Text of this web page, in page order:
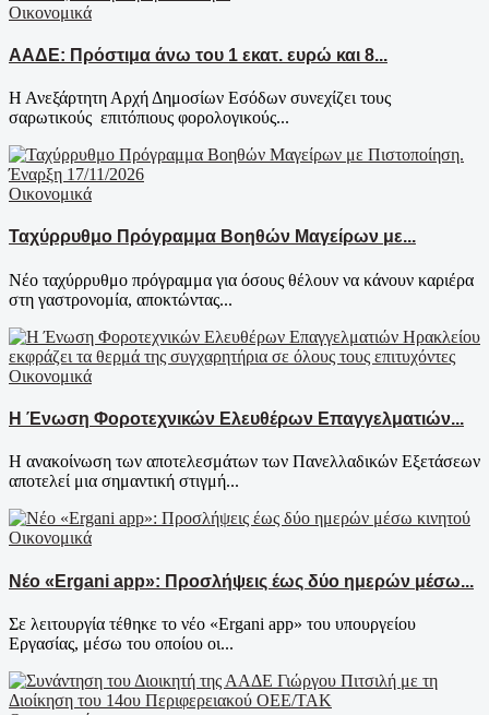
Οικονομικά
ΑΑΔΕ: Πρόστιμα άνω του 1 εκατ. ευρώ και 8...
Η Ανεξάρτητη Αρχή Δημοσίων Εσόδων συνεχίζει τους
σαρωτικούς επιτόπιους φορολογικούς...
Οικονομικά
Ταχύρρυθμο Πρόγραμμα Βοηθών Μαγείρων με...
Νέο ταχύρρυθμο πρόγραμμα για όσους θέλουν να κάνουν καριέρα
στη γαστρονομία, αποκτώντας...
Οικονομικά
Η Ένωση Φοροτεχνικών Ελευθέρων Επαγγελματιών...
Η ανακοίνωση των αποτελεσμάτων των Πανελλαδικών Εξετάσεων
αποτελεί μια σημαντική στιγμή...
Οικονομικά
Νέο «Ergani app»: Προσλήψεις έως δύο ημερών μέσω...
Σε λειτουργία τέθηκε το νέο «Ergani app» του υπουργείου
Εργασίας, μέσω του οποίου οι...